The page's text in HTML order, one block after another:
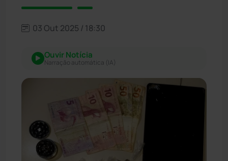
03 Out 2025 / 18:30
Ouvir Notícia
Narração automática (IA)